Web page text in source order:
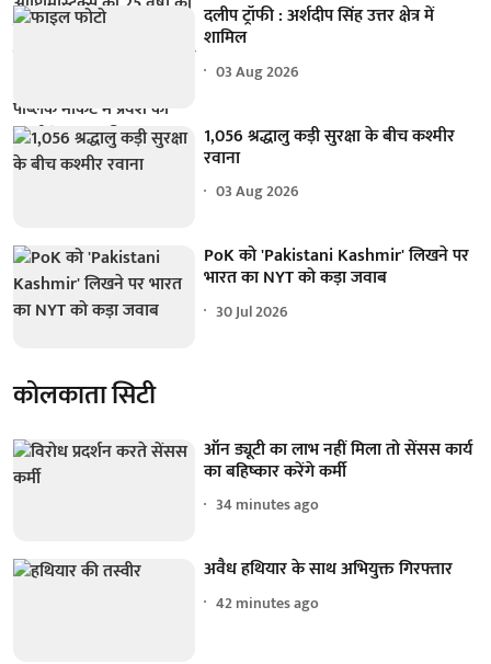
दलीप ट्रॉफी : अर्शदीप सिंह उत्तर क्षेत्र में
शामिल
03 Aug 2026
1,056 श्रद्धालु कड़ी सुरक्षा के बीच कश्मीर
रवाना
03 Aug 2026
PoK को 'Pakistani Kashmir' लिखने पर
भारत का NYT को कड़ा जवाब
30 Jul 2026
कोलकाता सिटी
ऑन ड्यूटी का लाभ नहीं मिला तो सेंसस कार्य
का बहिष्कार करेंगे कर्मी
34 minutes ago
अवैध हथियार के साथ अभियुक्त गिरफ्तार
42 minutes ago